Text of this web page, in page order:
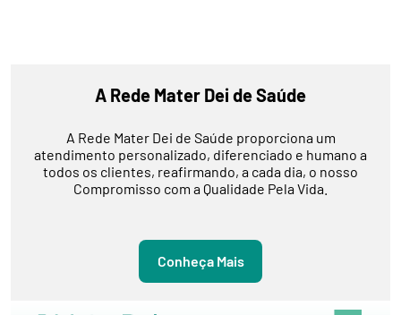
A Rede Mater Dei de Saúde
A Rede Mater Dei de Saúde proporciona um
atendimento personalizado, diferenciado e humano a
todos os clientes, reafirmando, a cada dia, o nosso
Compromisso com a Qualidade Pela Vida.
Conheça Mais